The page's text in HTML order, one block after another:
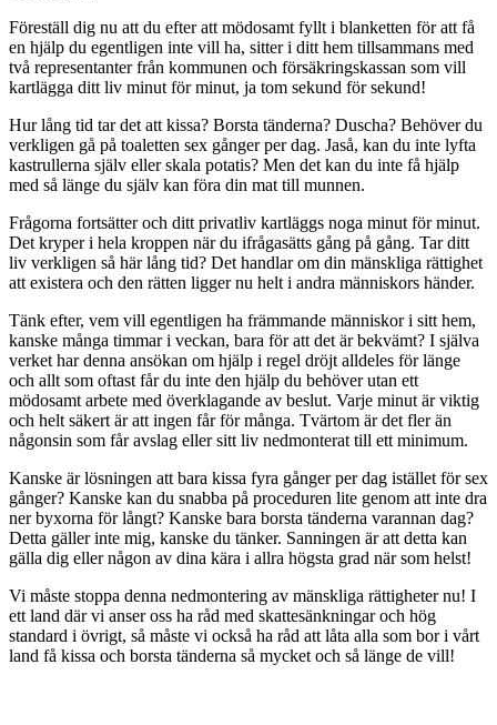
Föreställ dig nu att du efter att mödosamt fyllt i blanketten för att få
en hjälp du egentligen inte vill ha, sitter i ditt hem tillsammans med
två representanter från kommunen och försäkringskassan som vill
kartlägga ditt liv minut för minut, ja tom sekund för sekund!
Hur lång tid tar det att kissa? Borsta tänderna? Duscha? Behöver du
verkligen gå på toaletten sex gånger per dag. Jaså, kan du inte lyfta
kastrullerna själv eller skala potatis? Men det kan du inte få hjälp
med så länge du själv kan föra din mat till munnen.
Frågorna fortsätter och ditt privatliv kartläggs noga minut för minut.
Det kryper i hela kroppen när du ifrågasätts gång på gång. Tar ditt
liv verkligen så här lång tid? Det handlar om din mänskliga rättighet
att existera och den rätten ligger nu helt i andra människors händer.
Tänk efter, vem vill egentligen ha främmande människor i sitt hem,
kanske många timmar i veckan, bara för att det är bekvämt? I själva
verket har denna ansökan om hjälp i regel dröjt alldeles för länge
och allt som oftast får du inte den hjälp du behöver utan ett
mödosamt arbete med överklagande av beslut. Varje minut är viktig
och helt säkert är att ingen får för många. Tvärtom är det fler än
någonsin som får avslag eller sitt liv nedmonterat till ett minimum.
Kanske är lösningen att bara kissa fyra gånger per dag istället för sex
gånger? Kanske kan du snabba på proceduren lite genom att inte dra
ner byxorna för långt? Kanske bara borsta tänderna varannan dag?
Detta gäller inte mig, kanske du tänker. Sanningen är att detta kan
gälla dig eller någon av dina kära i allra högsta grad när som helst!
Vi måste stoppa denna nedmontering av mänskliga rättigheter nu! I
ett land där vi anser oss ha råd med skattesänkningar och hög
standard i övrigt, så måste vi också ha råd att låta alla som bor i vårt
land få kissa och borsta tänderna så mycket och så länge de vill!